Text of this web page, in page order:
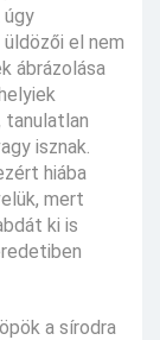
úgy
el nem
ábrázolása
tanulatlan
isznak.
hiába
mert
ki is
a sírodra